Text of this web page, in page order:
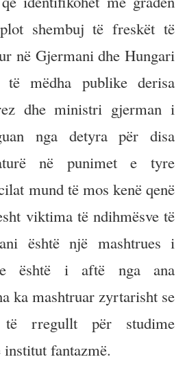
shembuj të freskët të
në Gjermani dhe Hungari
të mëdha publike derisa
dhe ministri gjerman i
nga detyra për disa
në punimet e tyre
mund të mos kenë qenë
viktima të ndihmësve të
është një mashtrues i
është i aftë nga ana
ka mashtruar zyrtarisht se
rregullt për studime
fantazmë.